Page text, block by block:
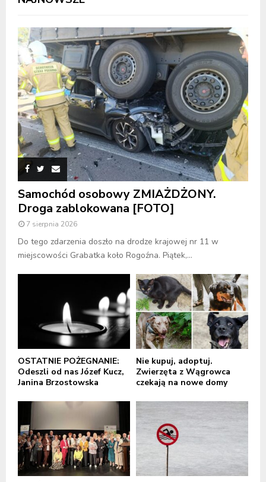
Samochód osobowy ZMIAŻDŻONY.
Droga zablokowana [FOTO]
7 sierpnia 2026
Do tego zdarzenia doszło na drodze krajowej nr 11 w
miejscowości Grabatka koło Rogoźna. Piątek,...
OSTATNIE POŻEGNANIE:
Odeszli od nas Józef Kucz,
Janina Brzostowska
Nie kupuj, adoptuj.
Zwierzęta z Wągrowca
czekają na nowe domy